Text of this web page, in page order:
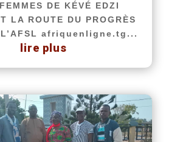
DE KÉVÉ EDZI
LA ROUTE DU PROGRÈS
L’AFSL afriquenligne.tg...
lire plus